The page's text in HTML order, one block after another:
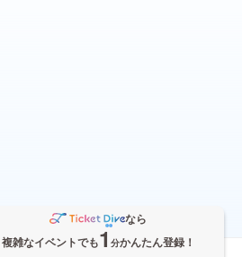
なら
複雑なイベントでも1 分かんたん登録！